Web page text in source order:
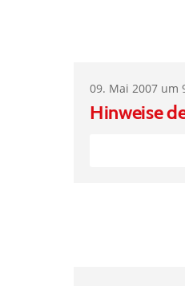
09. Mai 2007 um
Hinweise